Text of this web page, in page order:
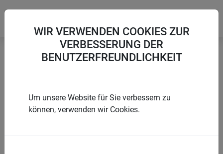
PRODUKTE
WIR VERWENDEN COOKIES ZUR
VERBESSERUNG DER
BENUTZERFREUNDLICHKEIT
Um unsere Website für Sie verbessern zu
können, verwenden wir Cookies.